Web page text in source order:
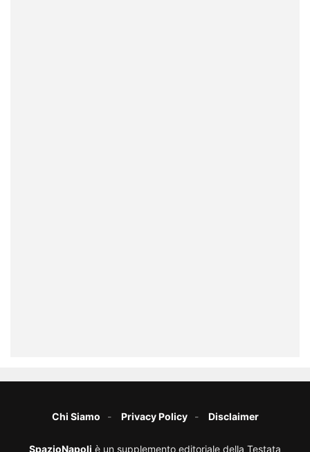
Chi Siamo Privacy Policy Disclaimer
SpazioNapoli è un supplemento editoriale della Testata